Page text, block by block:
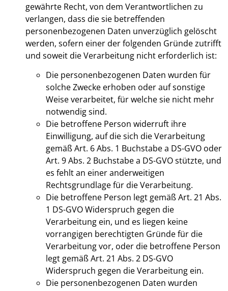
gewährte Recht, von dem Verantwortlichen zu
verlangen, dass die sie betreffenden
personenbezogenen Daten unverzüglich gelöscht
werden, sofern einer der folgenden Gründe zutrifft
und soweit die Verarbeitung nicht erforderlich ist:
Die personenbezogenen Daten wurden für
solche Zwecke erhoben oder auf sonstige
Weise verarbeitet, für welche sie nicht mehr
notwendig sind.
Die betroffene Person widerruft ihre
Einwilligung, auf die sich die Verarbeitung
gemäß Art. 6 Abs. 1 Buchstabe a DS-GVO oder
Art. 9 Abs. 2 Buchstabe a DS-GVO stützte, und
es fehlt an einer anderweitigen
Rechtsgrundlage für die Verarbeitung.
Die betroffene Person legt gemäß Art. 21 Abs.
1 DS-GVO Widerspruch gegen die
Verarbeitung ein, und es liegen keine
vorrangigen berechtigten Gründe für die
Verarbeitung vor, oder die betroffene Person
legt gemäß Art. 21 Abs. 2 DS-GVO
Widerspruch gegen die Verarbeitung ein.
Die personenbezogenen Daten wurden